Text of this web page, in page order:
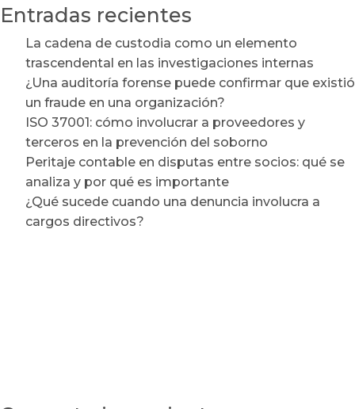
Entradas recientes
La cadena de custodia como un elemento
trascendental en las investigaciones internas
¿Una auditoría forense puede confirmar que existió
un fraude en una organización?
ISO 37001: cómo involucrar a proveedores y
terceros en la prevención del soborno
Peritaje contable en disputas entre socios: qué se
analiza y por qué es importante
¿Qué sucede cuando una denuncia involucra a
cargos directivos?